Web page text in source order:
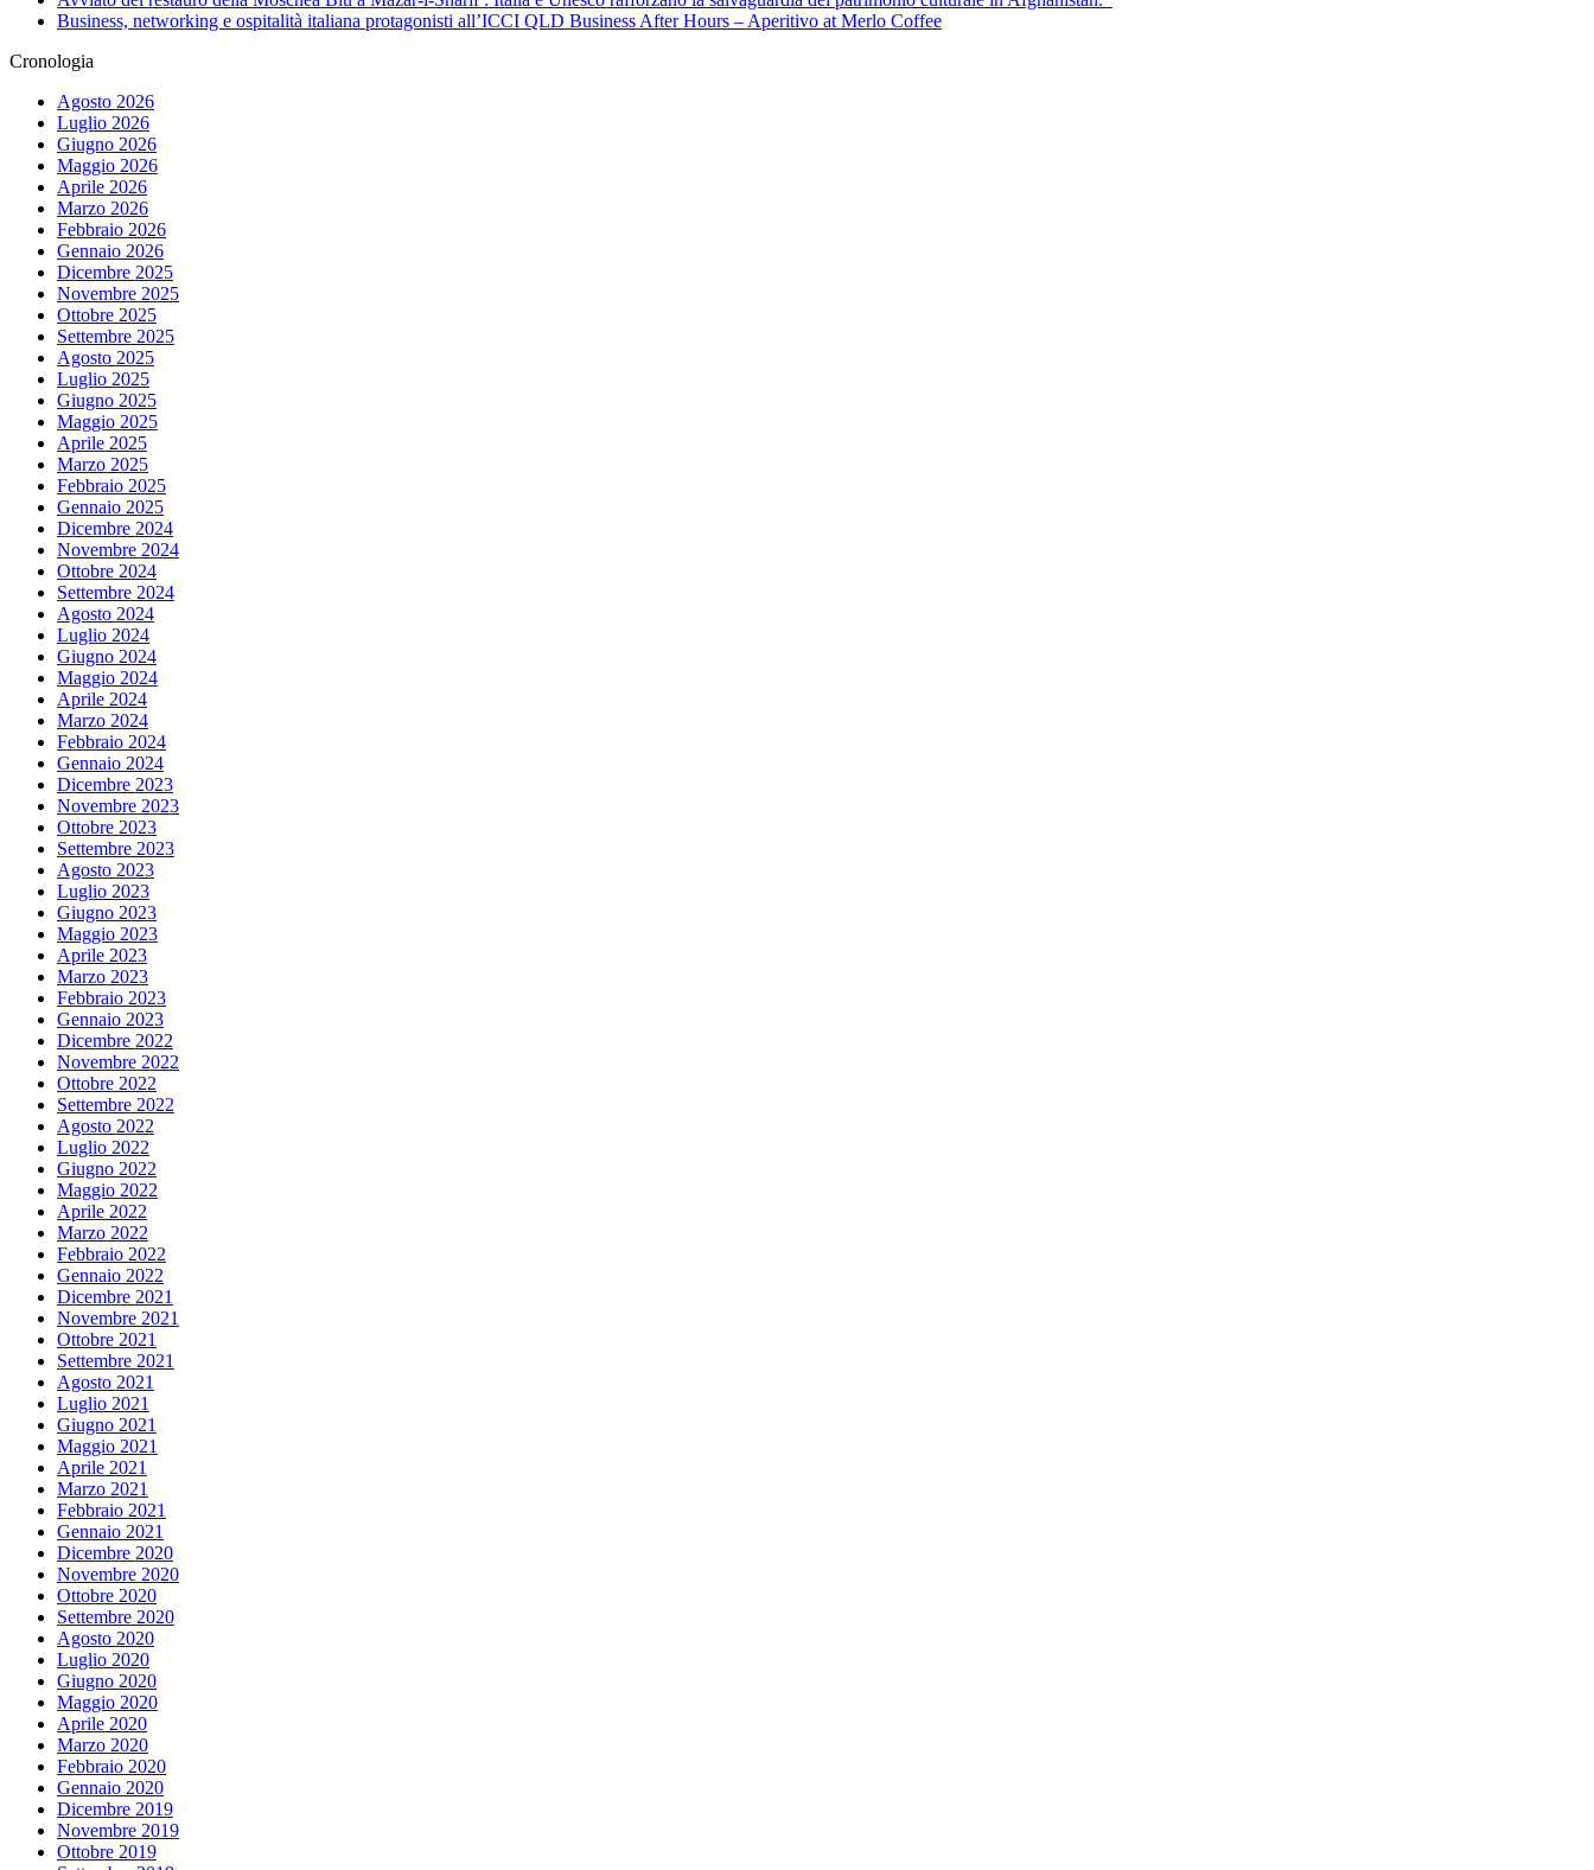
Business, networking e ospitalità italiana protagonisti all’ICCI QLD Business After Hours – Aperitivo at Merlo Coffee
Cronologia
Agosto 2026
Luglio 2026
Giugno 2026
Maggio 2026
Aprile 2026
Marzo 2026
Febbraio 2026
Gennaio 2026
Dicembre 2025
Novembre 2025
Ottobre 2025
Settembre 2025
Agosto 2025
Luglio 2025
Giugno 2025
Maggio 2025
Aprile 2025
Marzo 2025
Febbraio 2025
Gennaio 2025
Dicembre 2024
Novembre 2024
Ottobre 2024
Settembre 2024
Agosto 2024
Luglio 2024
Giugno 2024
Maggio 2024
Aprile 2024
Marzo 2024
Febbraio 2024
Gennaio 2024
Dicembre 2023
Novembre 2023
Ottobre 2023
Settembre 2023
Agosto 2023
Luglio 2023
Giugno 2023
Maggio 2023
Aprile 2023
Marzo 2023
Febbraio 2023
Gennaio 2023
Dicembre 2022
Novembre 2022
Ottobre 2022
Settembre 2022
Agosto 2022
Luglio 2022
Giugno 2022
Maggio 2022
Aprile 2022
Marzo 2022
Febbraio 2022
Gennaio 2022
Dicembre 2021
Novembre 2021
Ottobre 2021
Settembre 2021
Agosto 2021
Luglio 2021
Giugno 2021
Maggio 2021
Aprile 2021
Marzo 2021
Febbraio 2021
Gennaio 2021
Dicembre 2020
Novembre 2020
Ottobre 2020
Settembre 2020
Agosto 2020
Luglio 2020
Giugno 2020
Maggio 2020
Aprile 2020
Marzo 2020
Febbraio 2020
Gennaio 2020
Dicembre 2019
Novembre 2019
Ottobre 2019